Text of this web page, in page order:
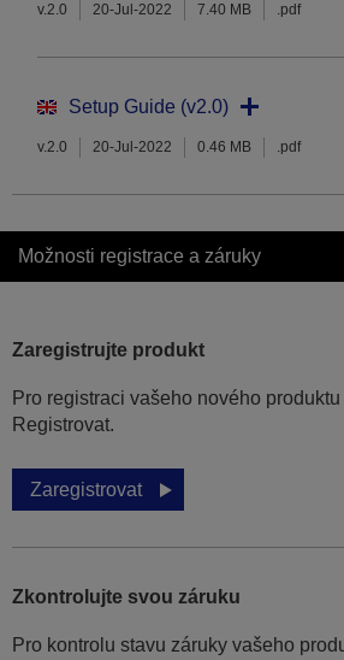
v.2.0 20-Jul-2022 7.40 MB .pdf
Setup Guide (v2.0)
v.2.0 20-Jul-2022 0.46 MB .pdf
Možnosti registrace a záruky
Zaregistrujte produkt
Pro registraci vašeho nového
Registrovat.
Zaregistrovat
Zkontrolujte svou záruku
Pro kontrolu stavu záruky vašeho